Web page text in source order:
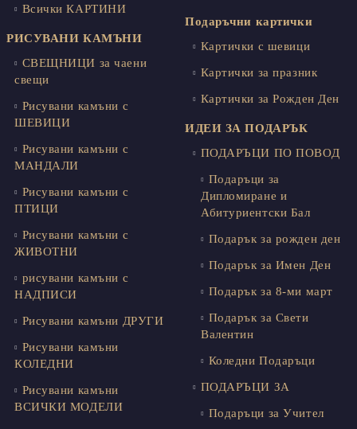
Всички КАРТИНИ
РИСУВАНИ КАМЪНИ
СВЕЩНИЦИ за чаени
свещи
Рисувани камъни с
ШЕВИЦИ
Рисувани камъни с
МАНДАЛИ
Рисувани камъни с
ПТИЦИ
Рисувани камъни с
ЖИВОТНИ
рисувани камъни с
НАДПИСИ
Рисувани камъни ДРУГИ
Рисувани камъни
КОЛЕДНИ
Рисувани камъни
ВСИЧКИ МОДЕЛИ
Подаръчни картички
Картички с шевици
Картички за празник
Картички за Рожден Ден
ИДЕИ ЗА ПОДАРЪК
ПОДАРЪЦИ ПО ПОВОД
Подаръци за
Дипломиране и
Абитуриентски Бал
Подарък за рожден ден
Подарък за Имен Ден
Подарък за 8-ми март
Подарък за Свети
Валентин
Коледни Подаръци
ПОДАРЪЦИ ЗА
Подаръци за Учител